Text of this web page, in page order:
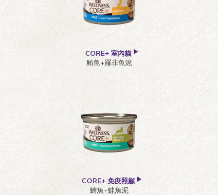
CORE+ 室內貓
鮪魚+羅非魚泥
CORE+ 免疫照顧
鮪魚+鮭魚泥